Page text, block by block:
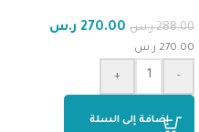
288.00 ر.س 270.00 ر.س
270.00 ر.س
-
+
إضافة إلى السلة